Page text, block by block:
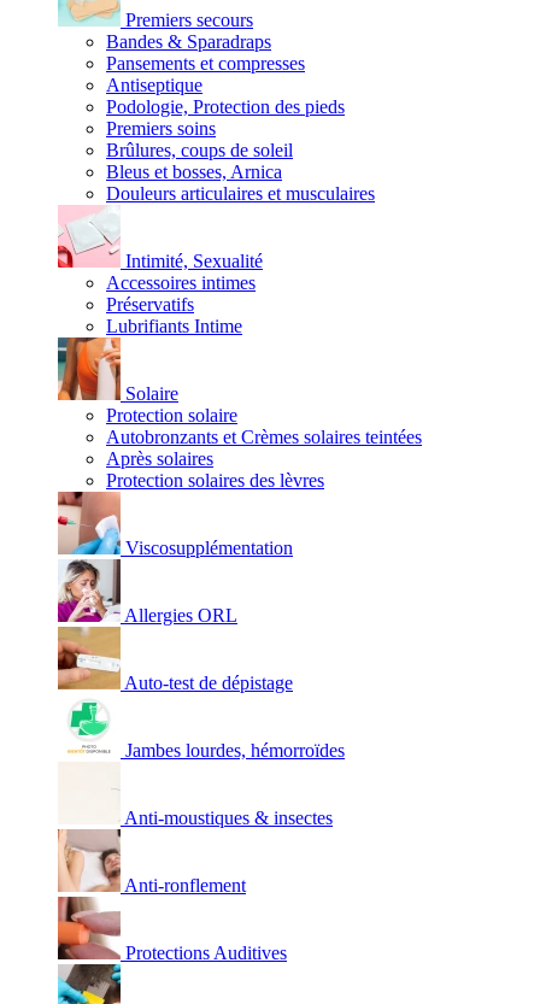
Premiers secours
Bandes & Sparadraps
Pansements et compresses
Antiseptique
Podologie, Protection des pieds
Premiers soins
Brûlures, coups de soleil
Bleus et bosses, Arnica
Douleurs articulaires et musculaires
Intimité, Sexualité
Accessoires intimes
Préservatifs
Lubrifiants Intime
Solaire
Protection solaire
Autobronzants et Crèmes solaires teintées
Après solaires
Protection solaires des lèvres
Viscosupplémentation
Allergies ORL
Auto-test de dépistage
Jambes lourdes, hémorroïdes
Anti-moustiques & insectes
Anti-ronflement
Protections Auditives